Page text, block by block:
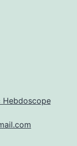
Hebdoscope